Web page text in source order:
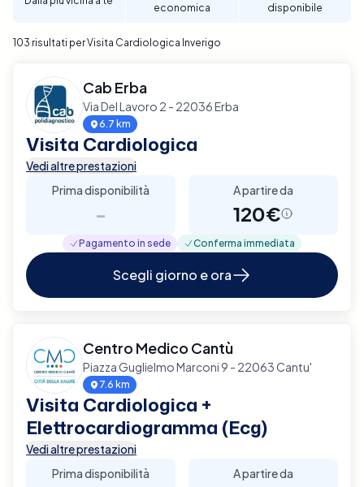
per garantire un supporto diagnostico completo e
economica
disponibile
103 risultati per Visita Cardiologica Inverigo
Cab Erba
Via Del Lavoro 2 - 22036 Erba
6.7 km
Visita Cardiologica
Vedi altre prestazioni
Prima disponibilità
-
A partire da
120€
Pagamento in sede Conferma immediata
Scegli giorno e ora
Centro Medico Cantù
Piazza Guglielmo Marconi 9 - 22063 Cantu'
7.6 km
Visita Cardiologica +
Elettrocardiogramma (Ecg)
Vedi altre prestazioni
Prima disponibilità
A partire da